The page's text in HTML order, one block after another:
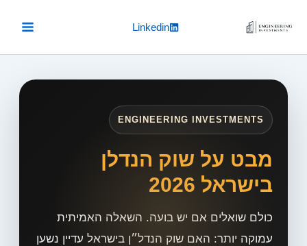
Linkedin
ENGINEERING INVESTMENTS
מבט על שוק הנדלן
בישראל 2026
כולם שואלים אם יש בועה. השאלה האמיתית
עמוקה יותר: האם שוק הנדל״ן בישראל עדיין נשען